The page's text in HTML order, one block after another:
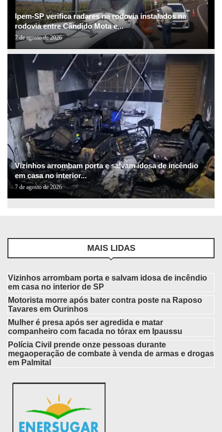
Ipem-SP verifica radares na rodovia instalados na
rodovia entre Cândido Mota e...
7 de agosto de 2026
Vizinhos arrombam porta e salvam idosa de incêndio
em casa no interior...
7 de agosto de 2026
MAIS LIDAS
Vizinhos arrombam porta e salvam idosa de incêndio
em casa no interior de SP
Motorista morre após bater contra poste na Raposo
Tavares em Ourinhos
Mulher é presa após ser agredida e matar
companheiro com facada no tórax em Ipaussu
Polícia Civil prende onze pessoas durante
megaoperação de combate à venda de armas e drogas
em Palmital